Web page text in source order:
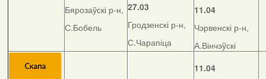
Бярозаўскі р-н,
С.Бобель
27.03
Гродзенскі р-н,
С.Чарапіца
11.04
Чэрвенскі р-н,
А.Вінчэўскі
11.04